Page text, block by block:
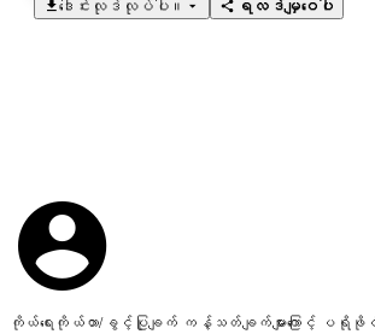
ဒေါင်းလုဒ်လုပ်ပါ။
ရလဒ်မျှဝေပါ
ကိုယ်ရေးကိုယ်တာ/ခွင့်ပြုချက် ကန့်သတ်ချက်များကြောင့်